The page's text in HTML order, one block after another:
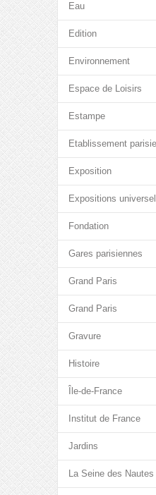
Eau
Edition
Environnement
Espace de Loisirs
Estampe
Etablissement
Exposition
Expositions
Fondation
Gares parisiennes
Grand Paris
Grand Paris
Gravure
Histoire
Île-de-France
Institut de France
Jardins
La Seine des Nautes